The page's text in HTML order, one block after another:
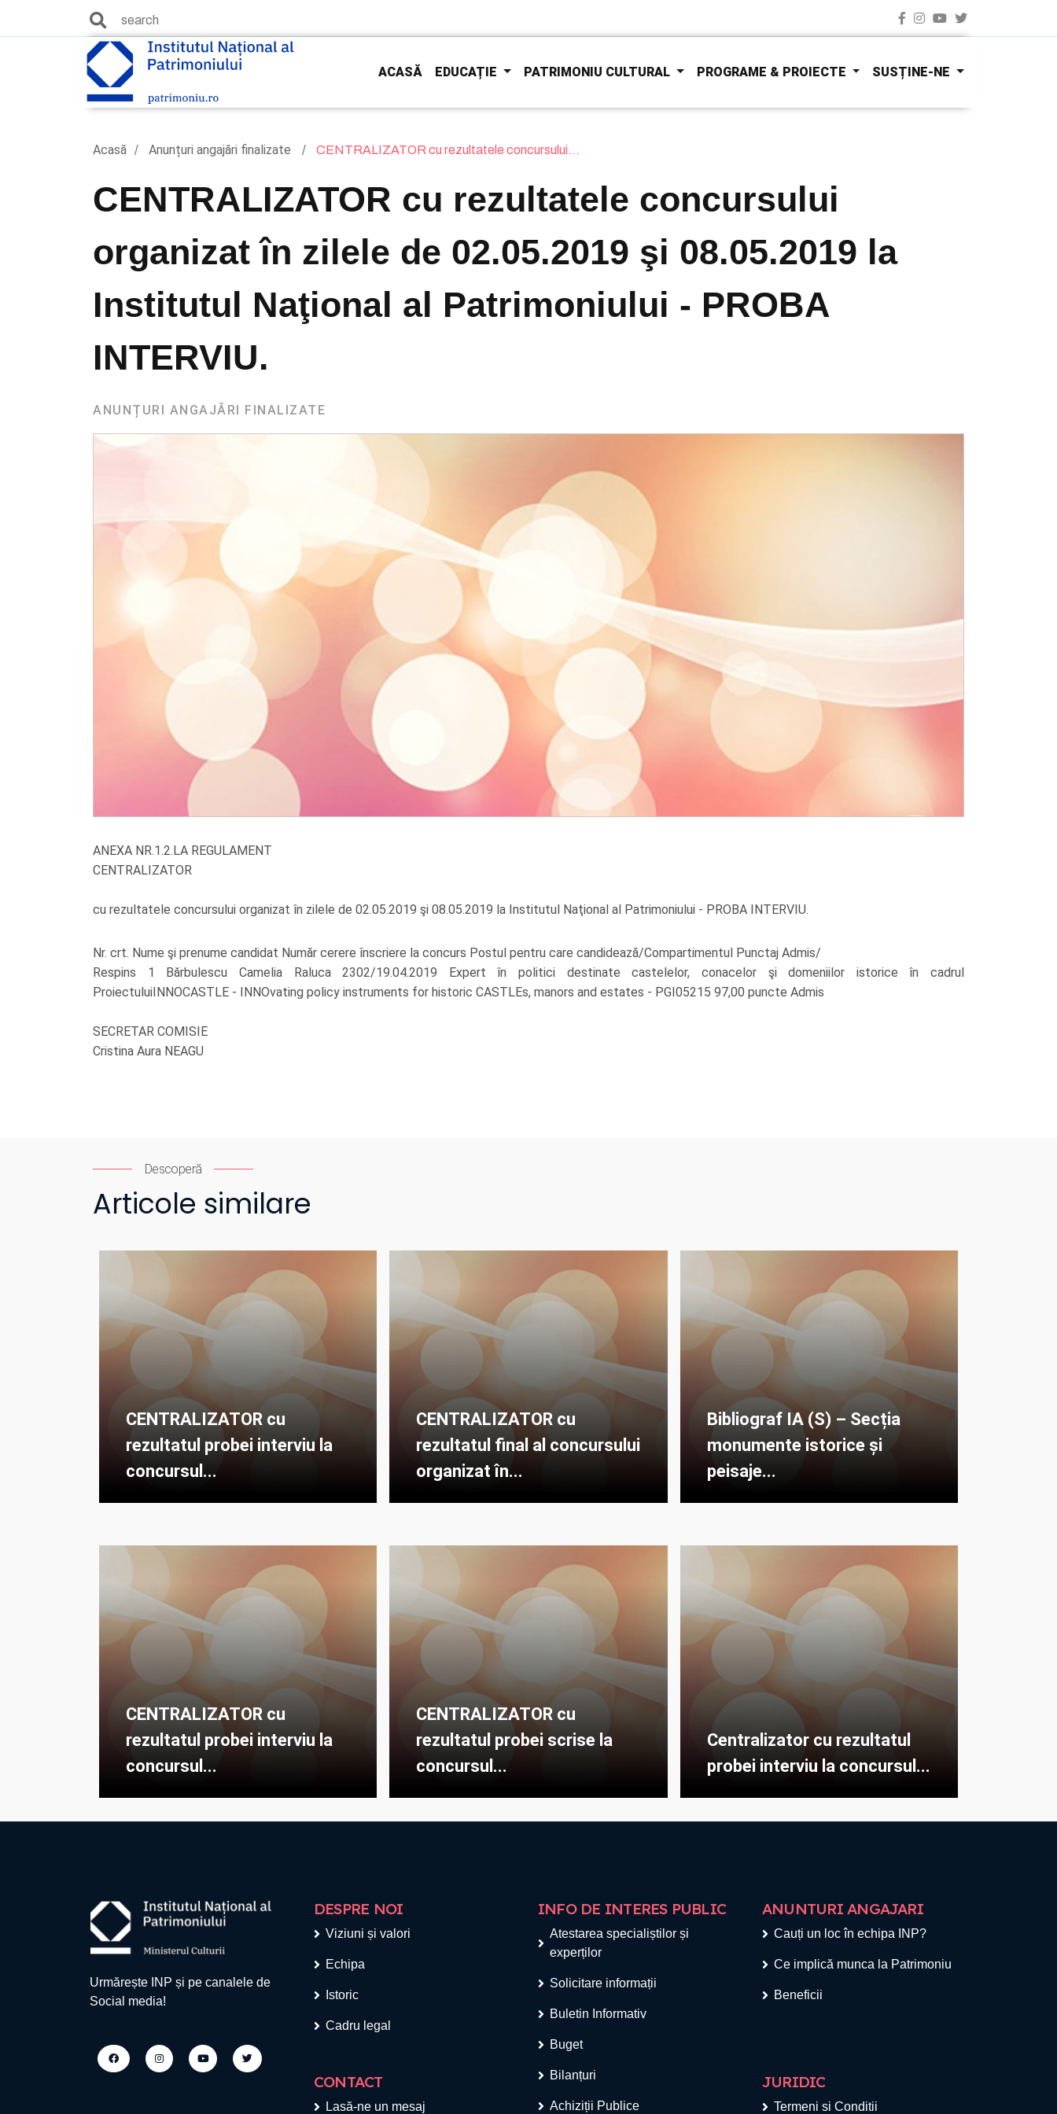
ACASĂ EDUCAȚIE PATRIMONIU CULTURAL PROGRAME & PROIECTE SUSȚINE-NE
Acasă Anunțuri angajări finalizate CENTRALIZATOR cu rezultatele concursului...
CENTRALIZATOR cu rezultatele concursului
organizat în zilele de 02.05.2019 şi 08.05.2019 la
Institutul Naţional al Patrimoniului - PROBA
INTERVIU.
ANUNȚURI ANGAJĂRI FINALIZATE
ANEXA NR.1.2.LA REGULAMENT
CENTRALIZATOR
cu rezultatele concursului organizat în zilele de 02.05.2019 şi 08.05.2019 la Institutul Naţional al Patrimoniului - PROBA INTERVIU.
Nr. crt. Nume şi prenume candidat Număr cerere înscriere la concurs Postul pentru care candidează/Compartimentul Punctaj Admis/
Respins 1 Bărbulescu Camelia Raluca 2302/19.04.2019 Expert în politici destinate castelelor, conacelor şi domeniilor istorice în cadrul
ProiectuluiINNOCASTLE - INNOvating policy instruments for historic CASTLEs, manors and estates - PGI05215 97,00 puncte Admis
SECRETAR COMISIE
Cristina Aura NEAGU
Descoperă
Articole similare
CENTRALIZATOR cu
rezultatul probei interviu la
concursul...
CENTRALIZATOR cu
rezultatul final al concursului
organizat în...
Bibliograf IA (S) – Secția
monumente istorice și
peisaje...
CENTRALIZATOR cu
rezultatul probei interviu la
concursul...
CENTRALIZATOR cu
rezultatul probei scrise la
concursul...
Centralizator cu rezultatul
probei interviu la concursul...
Urmărește INP și pe canalele de
Social media!
DESPRE NOI
Viziuni și valori
Echipa
Istoric
Cadru legal
CONTACT
Lasă-ne un mesaj
INFO DE INTERES PUBLIC
Atestarea specialiștilor și
experților
Solicitare informații
Buletin Informativ
Buget
Bilanțuri
Achiziții Publice
ANUNTURI ANGAJARI
Cauți un loc în echipa INP?
Ce implică munca la Patrimoniu
Beneficii
JURIDIC
Termeni si Conditii